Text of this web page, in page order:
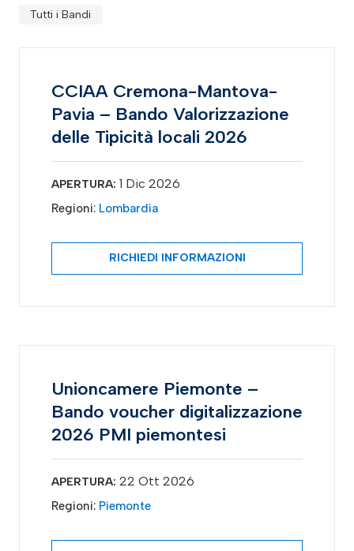
Tutti i Bandi
CCIAA Cremona-Mantova-
Pavia – Bando Valorizzazione
delle Tipicità locali 2026
APERTURA: 1 Dic 2026
Regioni: Lombardia
RICHIEDI INFORMAZIONI
Unioncamere Piemonte –
Bando voucher digitalizzazione
2026 PMI piemontesi
APERTURA: 22 Ott 2026
Regioni: Piemonte